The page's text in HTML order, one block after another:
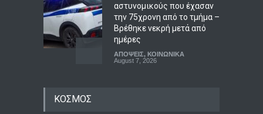
αστυνομικούς που έχασαν
την 75χρονη από το τμήμα –
Βρέθηκε νεκρή μετά από
ημέρες
ΑΠΟΨΕΙΣ, ΚΟΙΝΩΝΙΚΑ
August 7, 2026
ΚΟΣΜΟΣ